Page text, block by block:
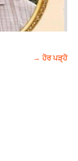
→ ਹੋਰ ਪੜ੍ਹੋ